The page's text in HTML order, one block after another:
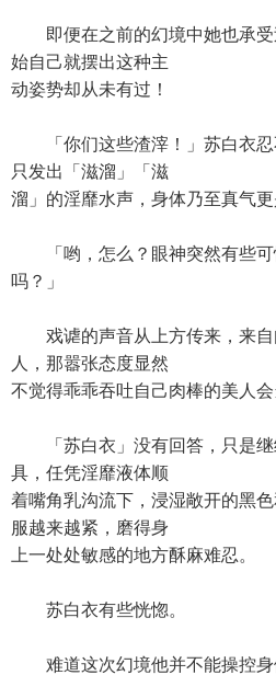
即便在之前的幻境中她也承受
始自己就摆出这种主
动姿势却从未有过！
「你们这些渣滓！」苏白衣忍
只发出「滋溜」「滋
溜」的淫靡水声，身体乃至真气更
「哟，怎么？眼神突然有些可
吗？」
戏谑的声音从上方传来，来自
人，那嚣张态度显然
不觉得乖乖吞吐自己肉棒的美人会
「苏白衣」没有回答，只是继
具，任凭淫靡液体顺
着嘴角乳沟流下，浸湿敞开的黑
服越来越紧，磨得身
上一处处敏感的地方酥麻难忍。
苏白衣有些恍惚。
难道这次幻境他并不能操控身